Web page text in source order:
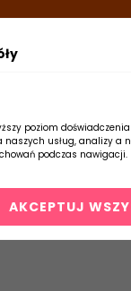
- DODAJ
poziom
usług, analizy a
podczas nawigacji.
AKCEPTUJ